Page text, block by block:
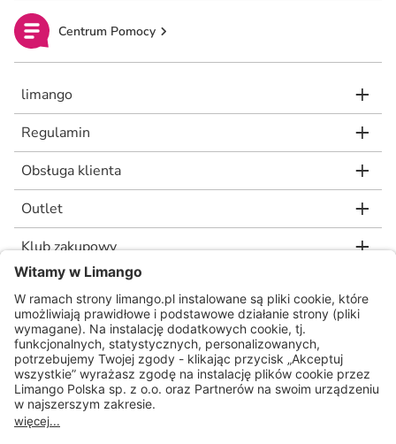
Centrum Pomocy
limango
Regulamin
Obsługa klienta
Outlet
Klub zakupowy